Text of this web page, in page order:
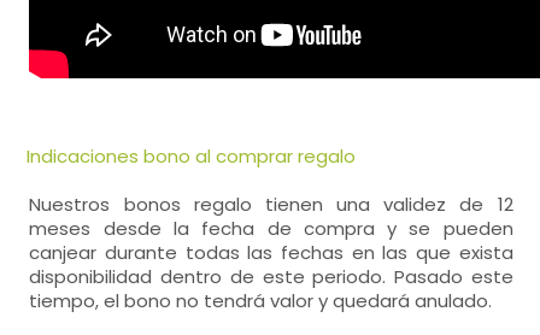
Indicaciones bono al comprar regalo
Nuestros bonos regalo tienen una validez de 12
meses desde la fecha de compra y se pueden
canjear durante todas las fechas en las que exista
disponibilidad dentro de este periodo. Pasado este
tiempo, el bono no tendrá valor y quedará anulado.